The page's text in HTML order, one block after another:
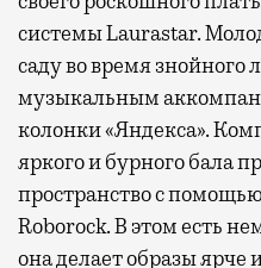
системы Laurastar.
саду во время знойного
музыкальным
колонки «Яндекса».
яркого и бурного бала
пространство с
Roborock. В этом есть
она делает образы ярче